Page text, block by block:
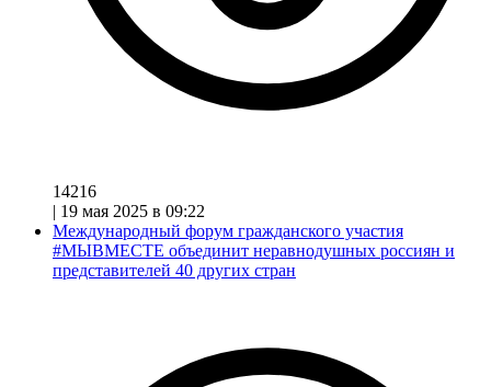
14216
| 19 мая 2025 в 09:22
Международный форум гражданского участия
#МЫВМЕСТЕ объединит неравнодушных россиян и
представителей 40 других стран